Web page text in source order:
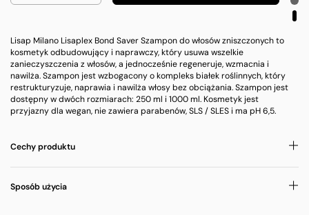
Lisap Milano Lisaplex Bond Saver Szampon do włosów zniszczonych to
kosmetyk odbudowujący i naprawczy, który usuwa wszelkie
zanieczyszczenia z włosów, a jednocześnie regeneruje, wzmacnia i
nawilża. Szampon jest wzbogacony o kompleks białek roślinnych, który
restrukturyzuje, naprawia i nawilża włosy bez obciążania. Szampon jest
dostępny w dwóch rozmiarach: 250 ml i 1000 ml. Kosmetyk jest
przyjazny dla wegan, nie zawiera parabenów, SLS / SLES i ma pH 6,5.
Cechy produktu
Sposób użycia